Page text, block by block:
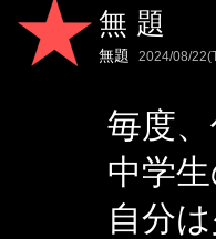
無題
無題 2024/08/
毎度
中学
自分